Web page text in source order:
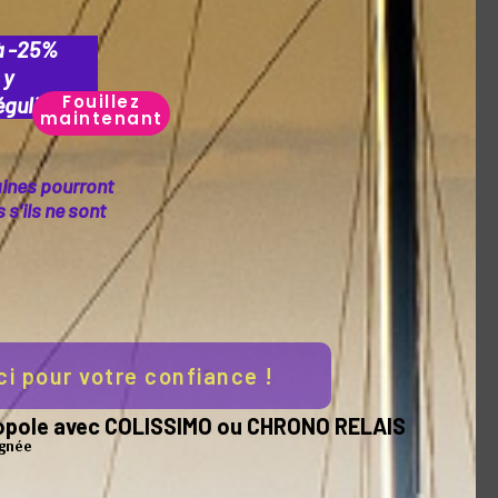
-25%
pourront
s'ils ne sont
pour votre confiance !
avec COLISSIMO ou CHRONO RELAIS
Fouillez
maintenant